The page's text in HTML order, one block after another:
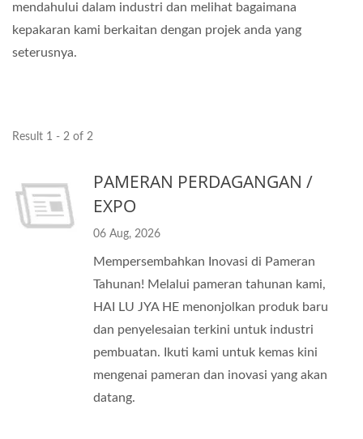
mendahului dalam industri dan melihat bagaimana
kepakaran kami berkaitan dengan projek anda yang
seterusnya.
Result 1 - 2 of 2
PAMERAN PERDAGANGAN /
EXPO
06 Aug, 2026
Mempersembahkan Inovasi di Pameran
Tahunan! Melalui pameran tahunan kami,
HAI LU JYA HE menonjolkan produk baru
dan penyelesaian terkini untuk industri
pembuatan. Ikuti kami untuk kemas kini
mengenai pameran dan inovasi yang akan
datang.